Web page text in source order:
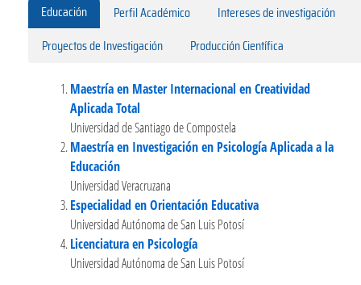
Educación Perfil Académico
Intereses de investigación
Proyectos de Investigación
Producción Científica
Maestría en Master Internacional en Creatividad
Aplicada Total
Universidad de Santiago de Compostela
Maestría en Investigación en Psicología Aplicada a la
Educación
Universidad Veracruzana
Especialidad en Orientación Educativa
Universidad Autónoma de San Luis Potosí
Licenciatura en Psicología
Universidad Autónoma de San Luis Potosí